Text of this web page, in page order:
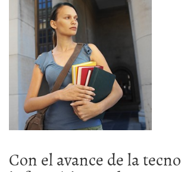
Con el avance de la